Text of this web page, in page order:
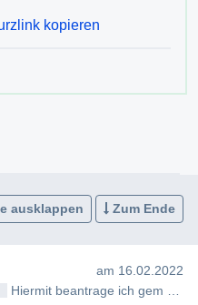
über das Formular
werden?
Daten mit dem
abegeglichen?
kopieren
ausklappen Zum Ende
am 16.02.2022
Hiermit beantrage ich gem §§ 2,3 Steiermärkisches Auskunftspflichtgesetz die Erteilu…